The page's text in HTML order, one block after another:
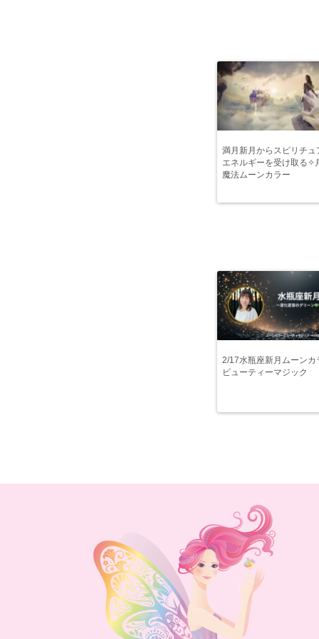
満月新月からスピリチュ
エネルギーを受け取る✧
魔法ムーンカラー
2/17水瓶座新月ムーンカ
ビューティーマジック